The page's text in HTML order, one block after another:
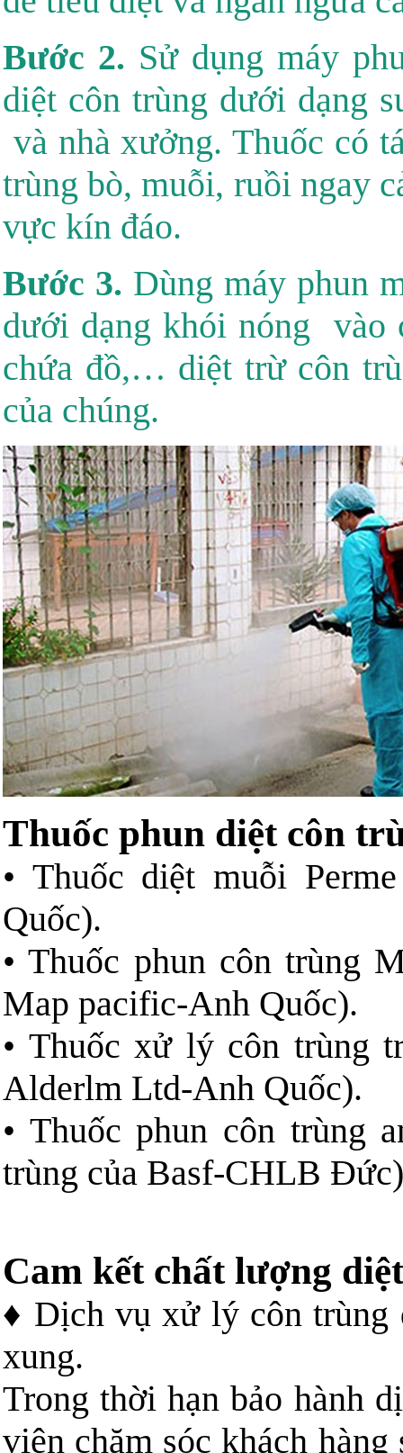
Bước 2. Sử dụng máy
diệt côn trùng dưới dạng
và nhà xưởng. Thuốc có
trùng bò, muỗi, ruồi ngay
vực kín đáo.
Bước 3. Dùng máy phun
dưới dạng khói nóng vào
chứa đồ,… diệt trừ côn
của chúng.
Thuốc phun diệt côn
• Thuốc diệt muỗi
Quốc).
• Thuốc phun côn trùng
Map pacific-Anh Quốc).
• Thuốc xử lý côn trùng
Alderlm Ltd-Anh Quốc).
• Thuốc phun côn trùng
trùng của Basf-CHLB
Cam kết chất lượng
♦ Dịch vụ xử lý côn trùng
xung.
Trong thời hạn bảo hành
viên chăm sóc khách